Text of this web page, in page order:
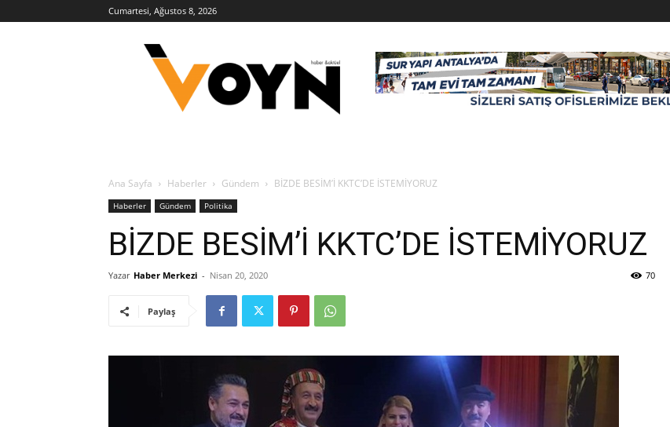
Cumartesi, Ağustos 8, 2026
Haber
Ana Sayfa Haberler Gündem BİZDE BESİM’İ KKTC’DE İSTEMİYORUZ
Haberler Gündem Politika
BİZDE BESİM’İ KKTC’DE İSTEMİYORUZ
Yazar Haber Merkezi - Nisan 20, 2020 70
Paylaş